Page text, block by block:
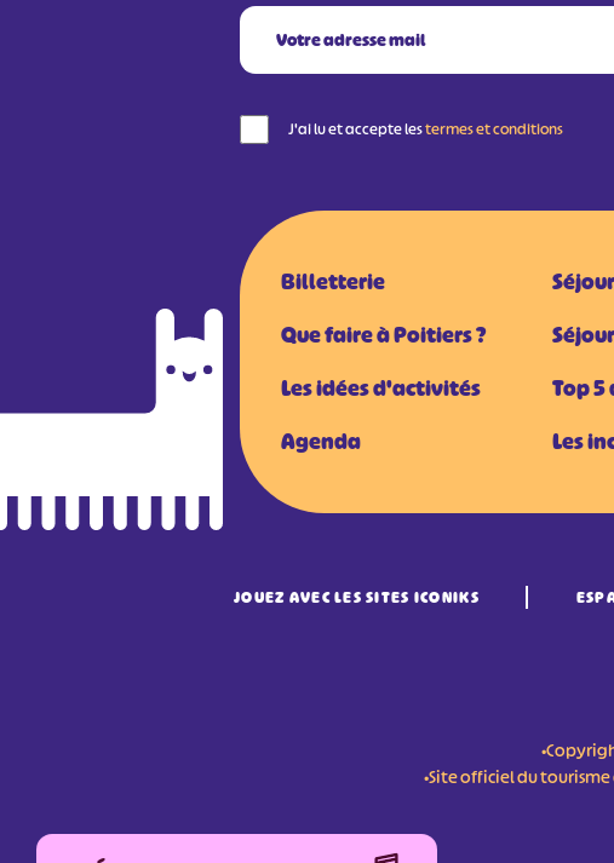
J'ai lu et accepte lestermes et conditions
Billetterie
Que faire à Poitiers ?
Les idées d'activités
Agenda
Top 5
Les
JOUEZ AVEC LES SITES ICONIKS
•Site officiel du